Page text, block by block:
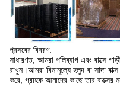
প্রসবের বিবরণ:
সাধারণত, আমরা পলিব্যাগ এবং বাক্সে
রাখুন।আমরা বিনামূল্যে হলুদ বা সাদা
করে, গ্রাহক আমাদের কাছে তার বাক্সের